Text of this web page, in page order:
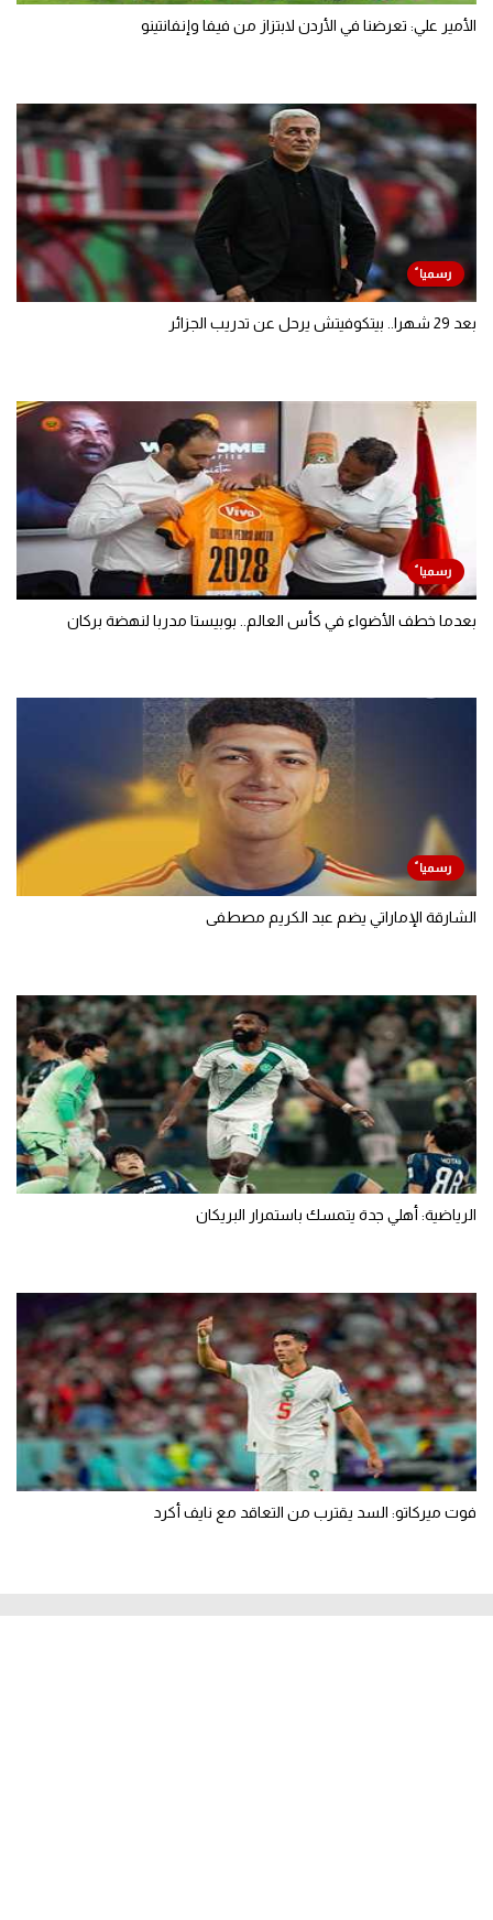
الأمير علي: تعرضنا في الأردن لابتزاز من فيفا وإنفانتينو
بعد 29 شهرا.. بيتكوفيتش يرحل عن تدريب الجزائر
بعدما خطف الأضواء في كأس العالم.. بوبيستا مدربا لنهضة بركان
الشارقة الإماراتي يضم عبد الكريم مصطفى
الرياضية: أهلي جدة يتمسك باستمرار البريكان
فوت ميركاتو: السد يقترب من التعاقد مع نايف أكرد